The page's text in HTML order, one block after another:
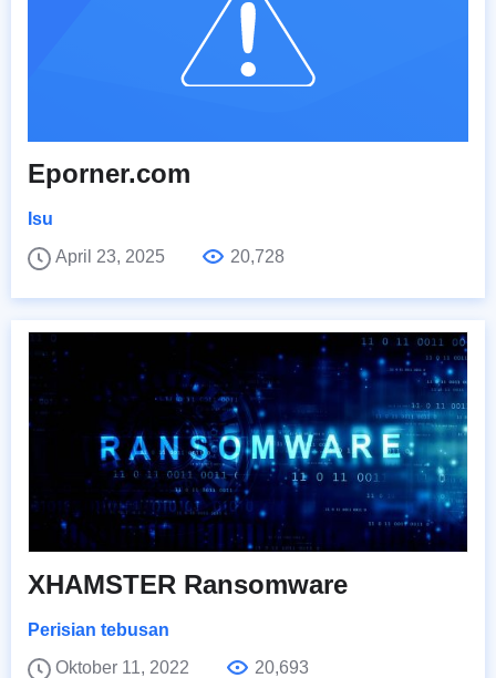
Eporner.com
Isu
April 23, 2025
20,728
XHAMSTER Ransomware
Perisian tebusan
Oktober 11, 2022
20,693